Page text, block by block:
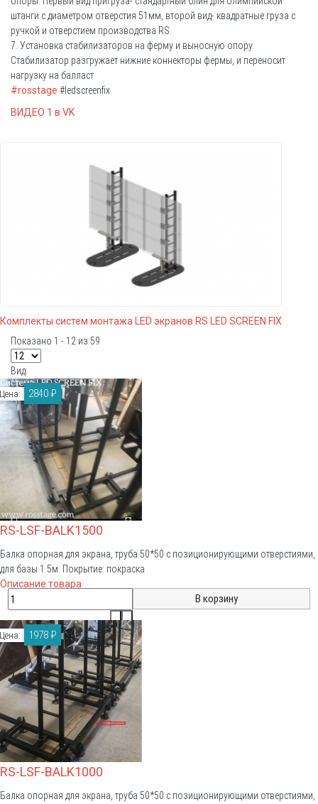
штанги с диаметром отверстия 51мм, второй вид- квадратные груза с
ручкой и отверстием производства RS.
7. Установка стабилизаторов на ферму и выносную опору.
Стабилизатор разгружает нижние коннекторы фермы, и переносит
нагрузку на балласт
#rosstage #ledscreenfix
ВИДЕО 1 в VK
Комплекты систем монтажа LED экранов RS LED SCREEN FIX
Показано 1 - 12 из 59
Вид:
RS-LSF-BALK1500
Балка опорная для экрана, труба 50*50 с позиционирующими отверстиями,
для базы 1.5м. Покрытие: покраска
Описание товара
Цена: 2840 ₽
RS-LSF-BALK1000
Балка опорная для экрана, труба 50*50 с позиционирующими отверстиями,
Цена: 1978 ₽